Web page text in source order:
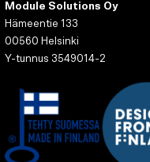
Module Solutions Oy
Hämeentie 133
00560 Helsinki
Y-tunnus 3549014-2